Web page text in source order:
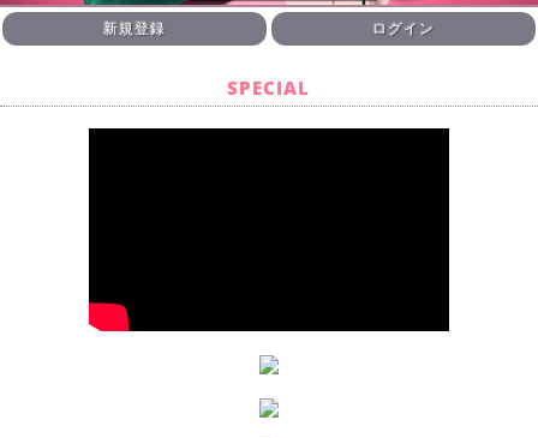
新規登録 ログイン
SPECIAL